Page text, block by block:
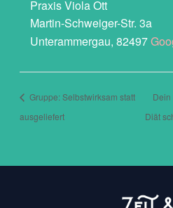
Praxis Viola Ott
Martin-Schweiger-Str. 3a
Unterammergau, 82497
Gruppe: Selbstwirksam statt
ausgeliefert
Diät